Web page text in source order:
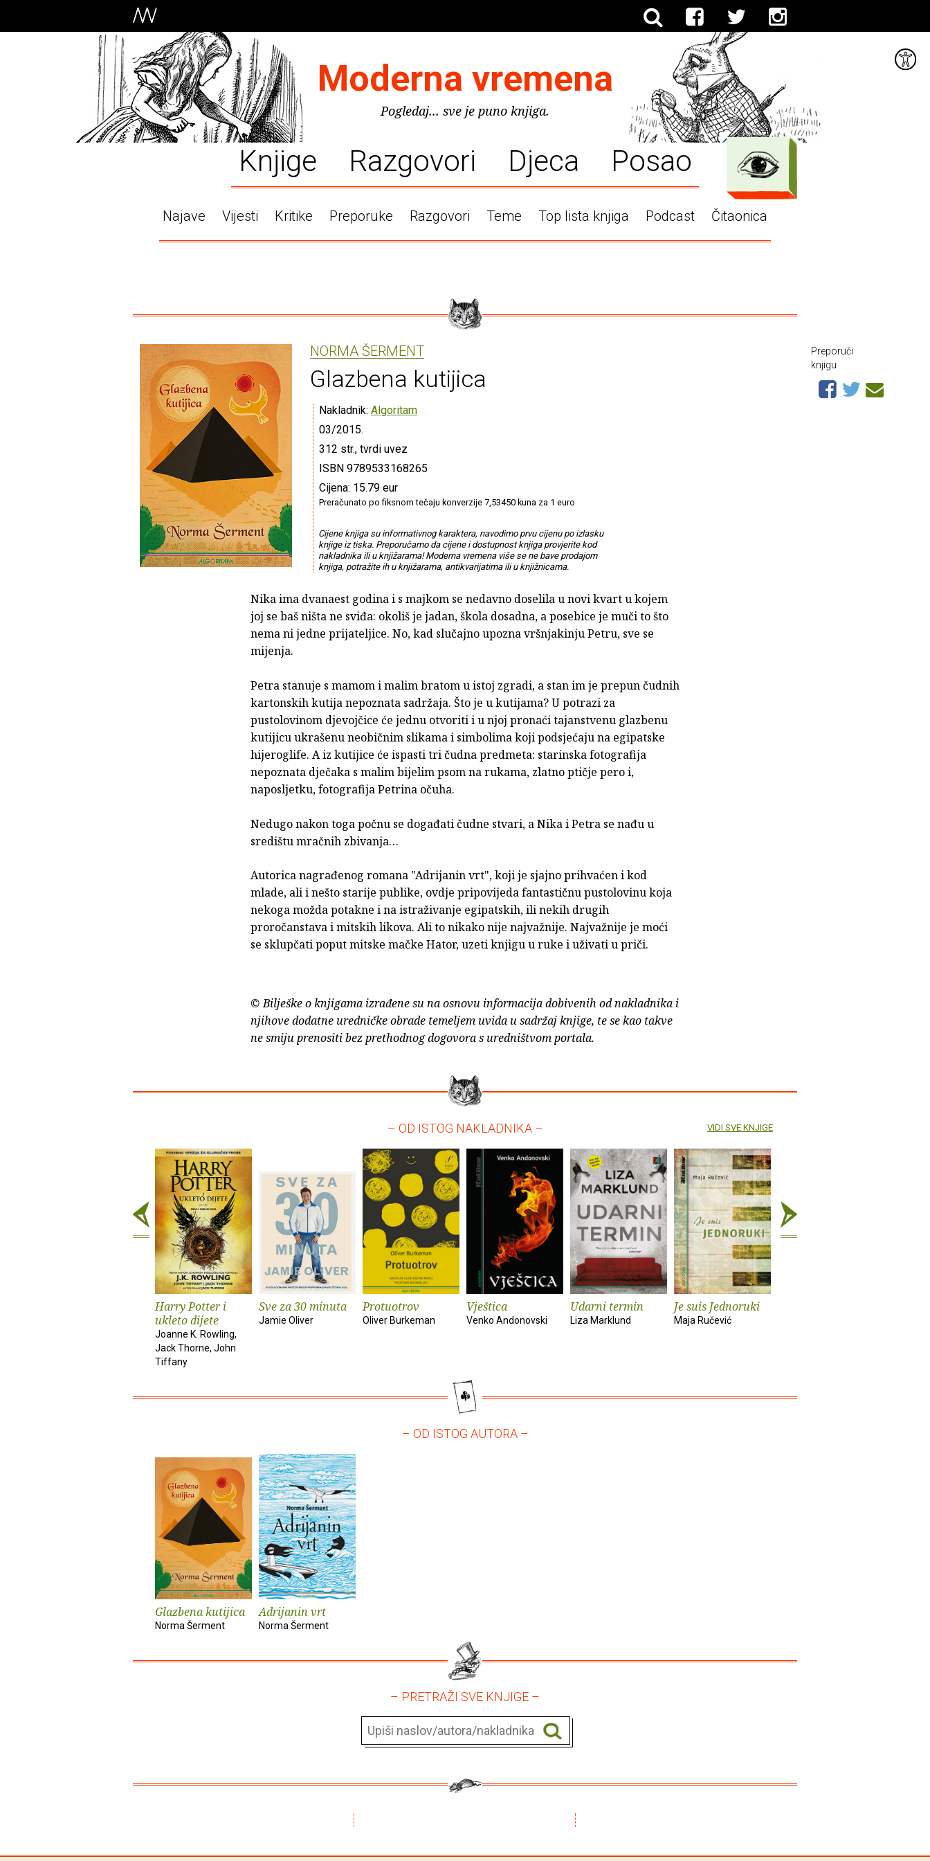
Moderna vremena
Pogledaj... sve je puno knjiga.
Knjige Razgovori Djeca Posao
Najave Vijesti Kritike Preporuke Razgovori Teme Top lista knjiga Podcast Čitaonica
NORMA ŠERMENT
Glazbena kutijica
Nakladnik: Algoritam
03/2015.
312 str., tvrdi uvez
ISBN 9789533168265
Cijena: 15.79 eur
Preračunato po fiksnom tečaju konverzije 7,53450 kuna za 1 euro
Cijene knjiga su informativnog karaktera, navodimo prvu cijenu po izlasku
knjige iz tiska. Preporučamo da cijene i dostupnost knjiga provjerite kod
nakladnika ili u knjižarama! Moderna vremena više se ne bave prodajom
knjiga, potražite ih u knjižarama, antikvarijatima ili u knjižnicama.
Nika ima dvanaest godina i s majkom se nedavno doselila u novi kvart u kojem
joj se baš ništa ne sviđa: okoliš je jadan, škola dosadna, a posebice je muči to što
nema ni jedne prijateljice. No, kad slučajno upozna vršnjakinju Petru, sve se
mijenja.
Petra stanuje s mamom i malim bratom u istoj zgradi, a stan im je prepun čudnih
kartonskih kutija nepoznata sadržaja. Što je u kutijama? U potrazi za
pustolovinom djevojčice će jednu otvoriti i u njoj pronaći tajanstvenu glazbenu
kutijicu ukrašenu neobičnim slikama i simbolima koji podsjećaju na egipatske
hijeroglife. A iz kutijice će ispasti tri čudna predmeta: starinska fotografija
nepoznata dječaka s malim bijelim psom na rukama, zlatno ptičje pero i,
naposljetku, fotografija Petrina očuha.
Nedugo nakon toga počnu se događati čudne stvari, a Nika i Petra se nađu u
središtu mračnih zbivanja…
Autorica nagrađenog romana "Adrijanin vrt", koji je sjajno prihvaćen i kod
mlade, ali i nešto starije publike, ovdje pripovijeda fantastičnu pustolovinu koja
nekoga možda potakne i na istraživanje egipatskih, ili nekih drugih
proročanstava i mitskih likova. Ali to nikako nije najvažnije. Najvažnije je moći
se sklupčati poput mitske mačke Hator, uzeti knjigu u ruke i uživati u priči.
© Bilješke o knjigama izrađene su na osnovu informacija dobivenih od nakladnika i
njihove dodatne uredničke obrade temeljem uvida u sadržaj knjige, te se kao takve
ne smiju prenositi bez prethodnog dogovora s uredništvom portala.
Preporuči
knjigu
– OD ISTOG NAKLADNIKA –
Harry Potter i
ukleto dijete
Joanne K. Rowling,
Jack Thorne, John
Tiffany
Sve za 30 minuta
Jamie Oliver
Protuotrov
Oliver Burkeman
Vještica
Venko Andonovski
Udarni termin
Liza Marklund
Je suis Jednoruki
Maja Ručević
VIDI SVE KNJIGE
– OD ISTOG AUTORA –
Glazbena kutijica
Norma Šerment
Adrijanin vrt
Norma Šerment
– PRETRAŽI SVE KNJIGE –